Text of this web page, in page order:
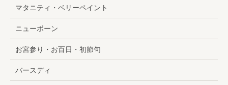
マタニティ・ベリーペイント
ニューボーン
お宮参り・お百日・初節句
バースディ